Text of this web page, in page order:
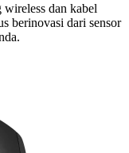
dan kabel
berinovasi dari sensor